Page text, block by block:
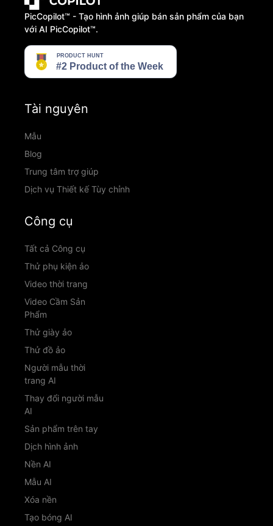
PicCopilot™️ - Tạo hình ảnh giúp bán sản phẩm của bạn
với AI PicCopilot™️.
Tài nguyên
Mẫu
Blog
Trung tâm trợ giúp
Dịch vụ Thiết kế Tùy chỉnh
Công cụ
Tất cả Công cụ
Thử phụ kiện ảo
Video thời trang
Video Cầm Sản
Phẩm
Thử giày ảo
Thử đồ ảo
Người mẫu thời
trang AI
Thay đổi người mẫu
AI
Sản phẩm trên tay
Dịch hình ảnh
Nền AI
Mẫu AI
Xóa nền
Tạo bóng AI